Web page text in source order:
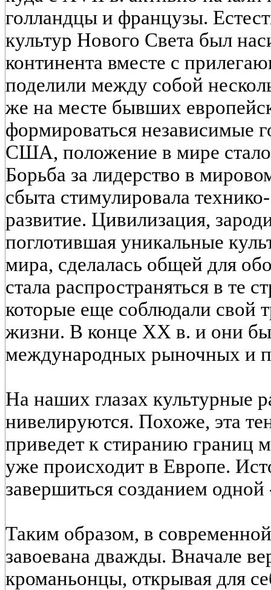
голландцы и французы.
культур Нового Света был
континента вместе с
поделили между собой
же на месте бывших
формироваться независимые
США, положение в мире стало
Борьба за лидерство в
сбыта стимулировала
развитие. Цивилизация,
поглотившая уникальные
мира, сделалась общей для
стала распространяться в те
которые еще соблюдали свой
жизни. В конце XX в. и они
международных рыночных и
На наших глазах культурные
нивелируются. Похоже, эта
приведет к стиранию границ
уже происходит в Европе.
завершиться созданием одной
Таким образом, в
завоевана дважды. Вначале
кроманьонцы, открывая для